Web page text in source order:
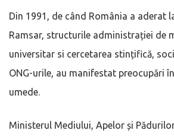
Din 1991, de când România a aderat
Ramsar, structurile administrației de
universitar si cercetarea stințifică,
ONG-urile, au manifestat preocupări
umede.
Ministerul Mediului, Apelor și